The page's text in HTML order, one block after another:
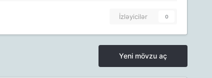
İzləyicilər 0
Yeni mövzu aç